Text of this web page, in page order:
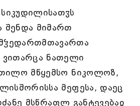
შენდა მიმართ
ვითარცა ნათელი
მწყემსო ნიკოლოზ,
მეფესა, დაეც
მსწრაფლ განტევებაჲ